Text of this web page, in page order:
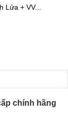
Lửa + VV...
chính hãng